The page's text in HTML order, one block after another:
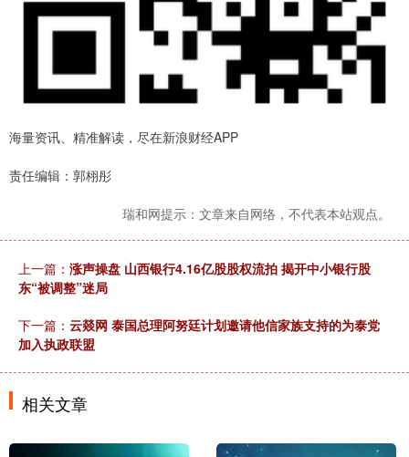
海量资讯、精准解读，尽在新浪财经APP
责任编辑：郭栩彤
瑞和网提示：文章来自网络，不代表本站观点。
上一篇： 涨声操盘 山西银行4.16亿股股权流拍 揭开中小银行股
东“被调整”迷局
下一篇： 云燚网 泰国总理阿努廷计划邀请他信家族支持的为泰党
加入执政联盟
相关文章